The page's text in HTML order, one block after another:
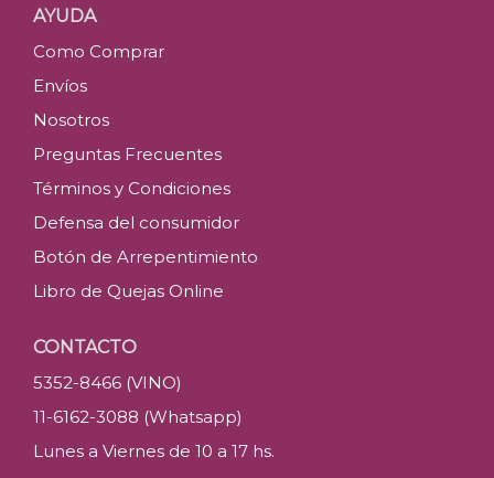
AYUDA
Como Comprar
Envíos
Nosotros
Preguntas Frecuentes
Términos y Condiciones
Defensa del consumidor
Botón de Arrepentimiento
Libro de Quejas Online
CONTACTO
5352-8466 (VINO)
11-6162-3088 (Whatsapp)
Lunes a Viernes de 10 a 17 hs.